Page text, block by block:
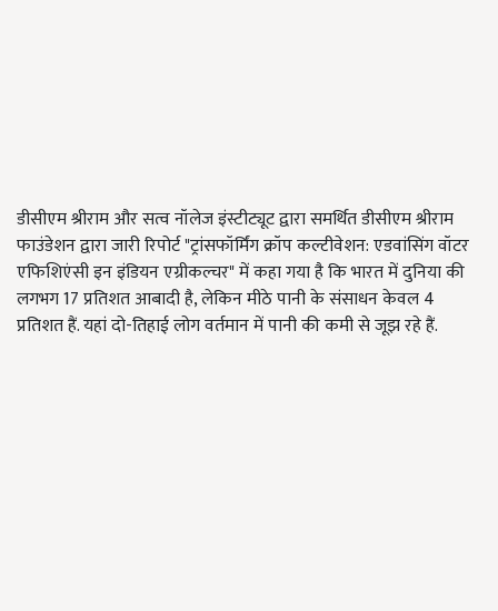
डीसीएम श्रीराम और सत्व नॉलेज इंस्टीट्यूट द्वारा समर्थित डीसीएम श्रीराम
फाउंडेशन द्वारा जारी रिपोर्ट "ट्रांसफॉर्मिंग क्रॉप कल्टीवेशन: एडवांसिंग वॉटर
एफिशिएंसी इन इंडियन एग्रीकल्चर" में कहा गया है कि भारत में दुनिया की
लगभग 17 प्रतिशत आबादी है, लेकिन मीठे पानी के संसाधन केवल 4
प्रतिशत हैं. यहां दो-तिहाई लोग वर्तमान में पानी की कमी से जूझ रहे हैं.